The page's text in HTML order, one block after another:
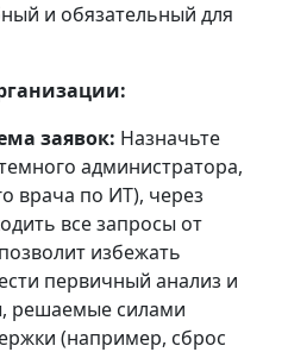
и обязательный для
заявок: Назначьте
администратора,
врача по ИТ), через
все запросы от
избежать
первичный анализ и
решаемые силами
(например, сброс